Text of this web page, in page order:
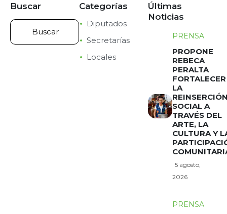
Buscar Categorías
Diputados
Secretarías
Locales
Últimas
Noticias
PRENSA
PROPONE
REBECA
PERALTA
FORTALECER
LA
SOCIAL A
TRAVÉS DEL
ARTE, LA
CULTURA Y
5 agosto,
2026
PRENSA